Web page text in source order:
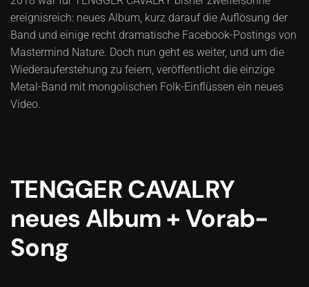
ereignisreich: neues Album, kurz darauf die Auflösung der
Band und einige recht dramatische Facebook-Postings von
Mastermind Nature. Doch nun geht es weiter, und um die
Wiederauferstehung zu feiern, veröffentlicht die einzige
Metal-Band mit mongolischen Folk-Einflüssen ein neues
Video.
TENGGER CAVALRY
neues Album + Vorab-
Song